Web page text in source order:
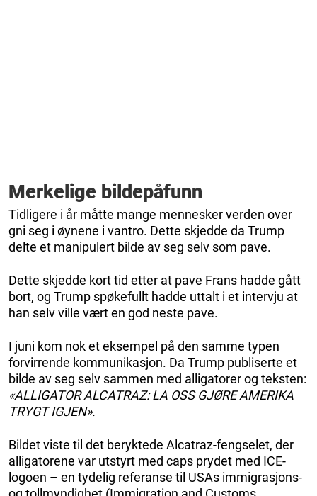
Merkelige bildepåfunn
Tidligere i år måtte mange mennesker verden over
gni seg i øynene i vantro. Dette skjedde da Trump
delte et manipulert bilde av seg selv som pave.
Dette skjedde kort tid etter at pave Frans hadde gått
bort, og Trump spøkefullt hadde uttalt i et intervju at
han selv ville vært en god neste pave.
I juni kom nok et eksempel på den samme typen
forvirrende kommunikasjon. Da Trump publiserte et
bilde av seg selv sammen med alligatorer og teksten:
«ALLIGATOR ALCATRAZ: LA OSS GJØRE AMERIKA
TRYGT IGJEN».
Bildet viste til det beryktede Alcatraz-fengselet, der
alligatorene var utstyrt med caps prydet med ICE-
logoen – en tydelig referanse til USAs immigrasjons-